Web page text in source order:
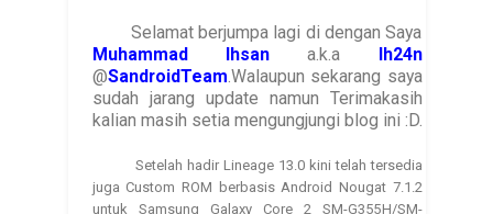
Selamat berjumpa lagi di dengan Saya
Muhammad Ihsana.k.a Ih24n
@SandroidTeam.Walaupun sekarang saya
sudah jarang update namun Terimakasih
kalian masih setia mengungjungi blog ini :D.
Setelah hadir Lineage 13.0 kini telah tersedia
juga Custom ROM berbasis Android Nougat 7.1.2
untuk Samsung Galaxy Core 2 SM-G355H/SM-